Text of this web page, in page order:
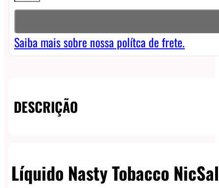
Nasty
NicSalt
-
quantidade
Saiba mais sobre nossa polítca de frete.
DESCRIÇÃO
Líquido Nasty Tobacco